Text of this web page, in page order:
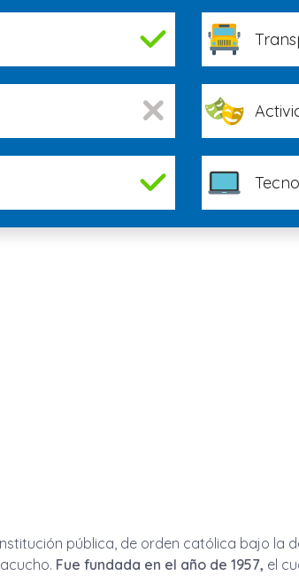
pública, de orden católica bajo la
Fue fundada en el año de 1957, el